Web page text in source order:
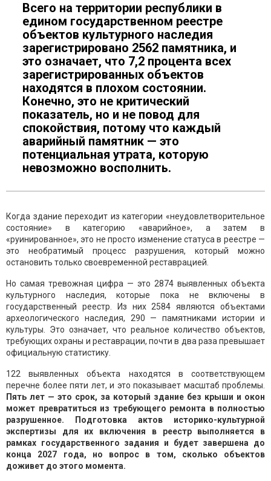
Всего на территории республики в
едином государственном реестре
объектов культурного наследия
зарегистрировано 2562 памятника, и
это означает, что 7,2 процента всех
зарегистрированных объектов
находятся в плохом состоянии.
Конечно, это не критический
показатель, но и не повод для
спокойствия, потому что каждый
аварийный памятник — это
потенциальная утрата, которую
невозможно восполнить.
Когда здание переходит из категории «неудовлетворительное
состояние» в категорию «аварийное», а затем в
«руинированное», это не просто изменение статуса в реестре —
это необратимый процесс разрушения, который можно
остановить только своевременной реставрацией.
Но самая тревожная цифра — это 2874 выявленных объекта
культурного наследия, которые пока не включены в
государственный реестр. Из них 2584 являются объектами
археологического наследия, 290 — памятниками истории и
культуры. Это означает, что реальное количество объектов,
требующих охраны и реставрации, почти в два раза превышает
официальную статистику.
122 выявленных объекта находятся в соответствующем
перечне более пяти лет, и это показывает масштаб проблемы.
Пять лет — это срок, за который здание без крыши и окон
может превратиться из требующего ремонта в полностью
разрушенное. Подготовка актов историко-культурной
экспертизы для их включения в реестр выполняется в
рамках государственного задания и будет завершена до
конца 2027 года, но вопрос в том, сколько объектов
доживет до этого момента.